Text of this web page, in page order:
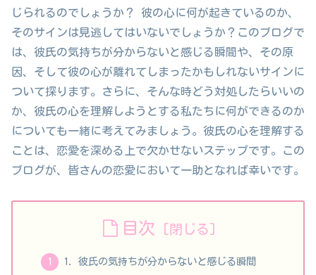
じられるのでしょうか？ 彼の心に何が起きているのか、
そのサインは見逃してはいないでしょうか？このブログで
は、彼氏の気持ちが分からないと感じる瞬間や、その原
因、そして彼の心が離れてしまったかもしれないサインに
ついて探ります。さらに、そんな時どう対処したらいいの
か、彼氏の心を理解しようとする私たちに何ができるのか
についても一緒に考えてみましょう。彼氏の心を理解する
ことは、恋愛を深める上で欠かせないステップです。この
ブログが、皆さんの恋愛において一助となれば幸いです。
目次
1. 彼氏の気持ちが分からないと感じる瞬間